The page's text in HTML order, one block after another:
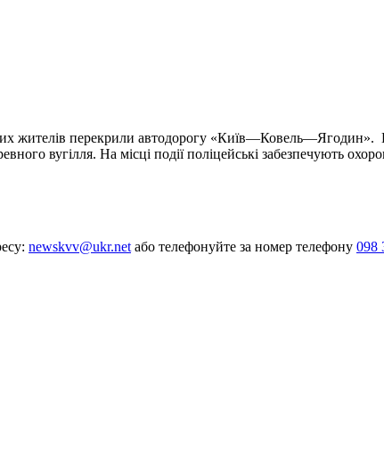
жителів перекрили автодорогу
вугілля. На місці події поліцейські забезпечують
newskvv@ukr.netабо телефонуйте за номер телефону 098